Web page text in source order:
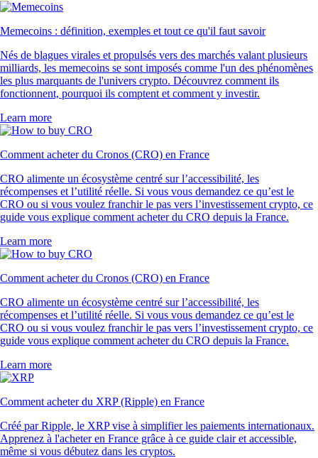
Memecoins : définition, exemples et tout ce qu'il faut savoir
Nés de blagues virales et propulsés vers des marchés valant plusieurs
milliards, les memecoins se sont imposés comme l'un des phénomènes
les plus marquants de l'univers crypto. Découvrez comment ils
fonctionnent, pourquoi ils comptent et comment y investir.
Learn more
Comment acheter du Cronos (CRO) en France
CRO alimente un écosystème centré sur l’accessibilité, les
récompenses et l’utilité réelle. Si vous vous demandez ce qu’est le
CRO ou si vous voulez franchir le pas vers l’investissement crypto, ce
guide vous explique comment acheter du CRO depuis la France.
Learn more
Comment acheter du Cronos (CRO) en France
CRO alimente un écosystème centré sur l’accessibilité, les
récompenses et l’utilité réelle. Si vous vous demandez ce qu’est le
CRO ou si vous voulez franchir le pas vers l’investissement crypto, ce
guide vous explique comment acheter du CRO depuis la France.
Learn more
Comment acheter du XRP (Ripple) en France
Créé par Ripple, le XRP vise à simplifier les paiements internationaux.
Apprenez à l'acheter en France grâce à ce guide clair et accessible,
même si vous débutez dans les cryptos.